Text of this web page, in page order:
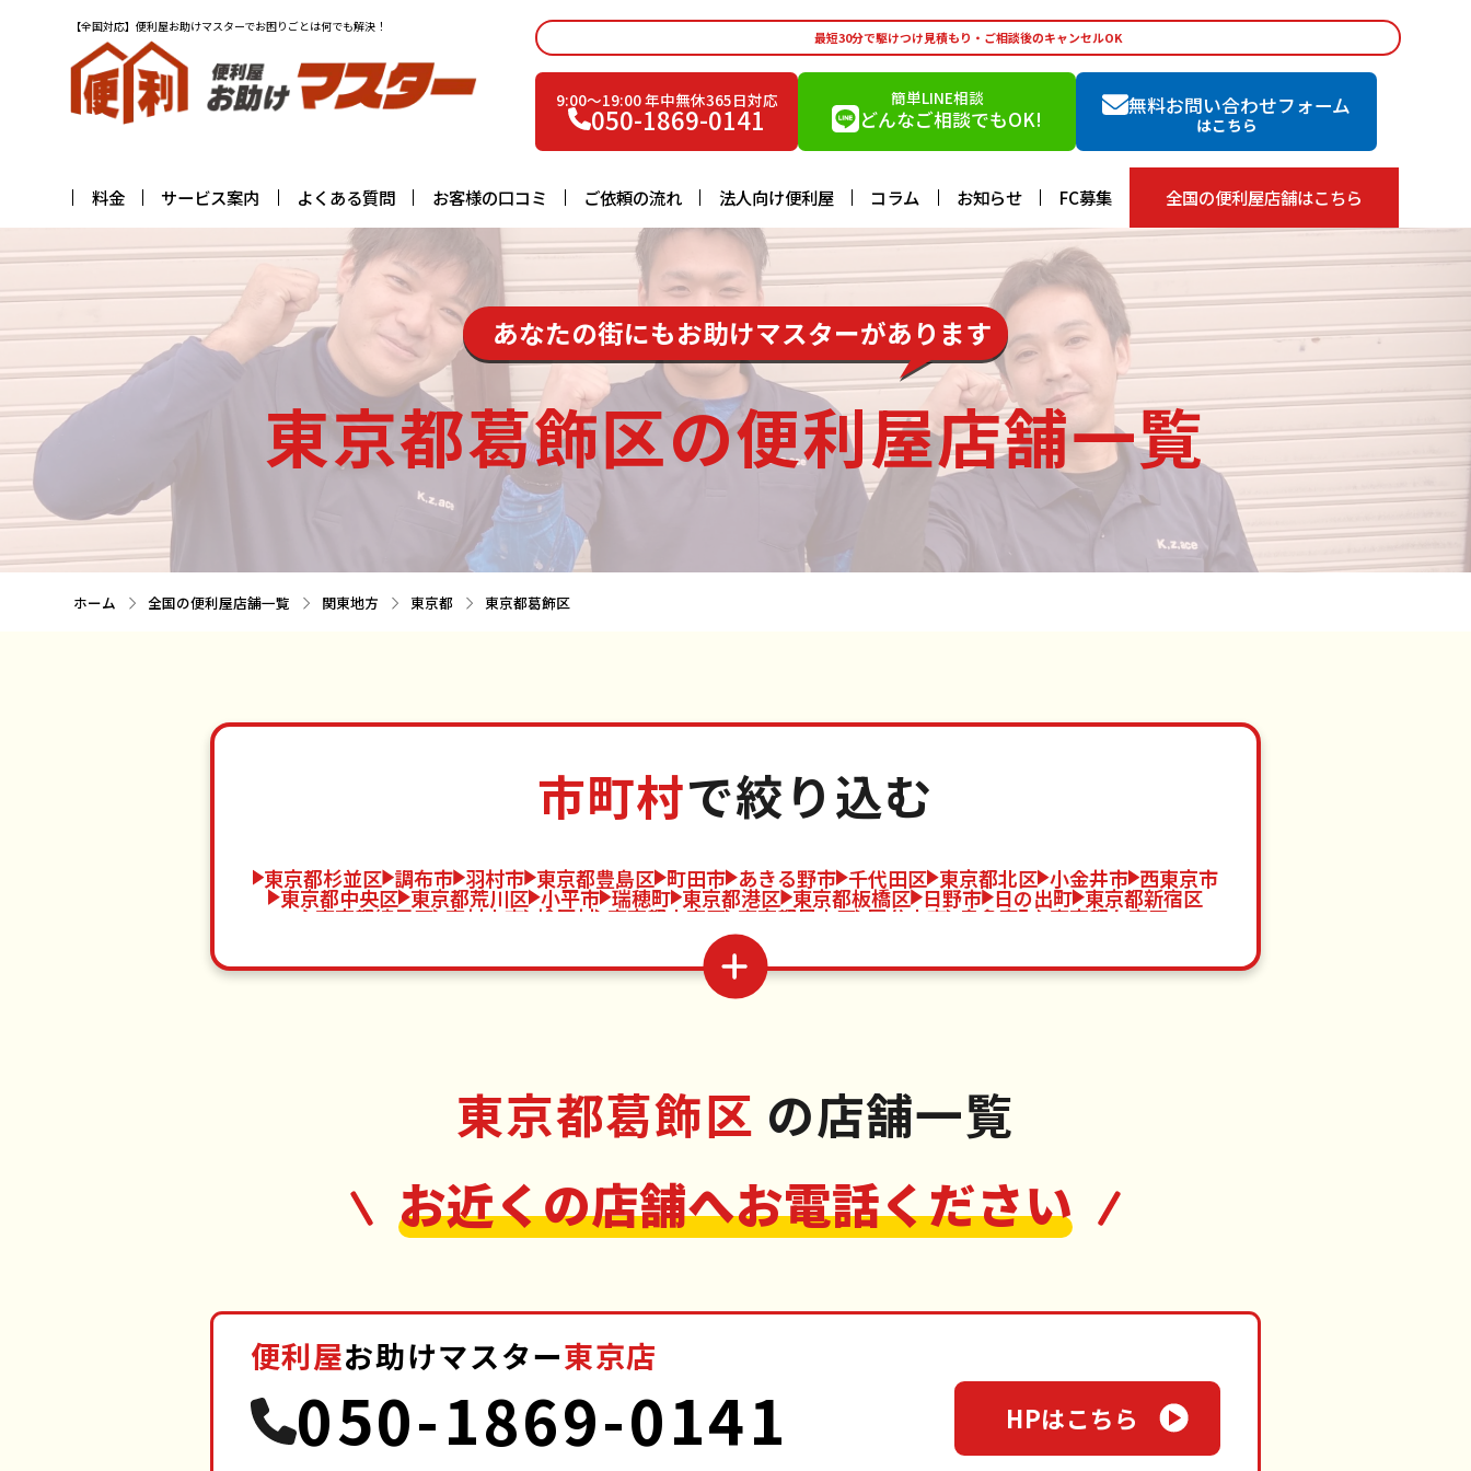
【全国対応】便利屋お助けマスターでお困りごとは何でも解決！
最短30分で駆けつけ見積もり・ご相談後のキャンセルOK
9:00〜19:00 年中無休365日対応
050-1869-0141
簡単LINE相談
どんなご相談でもOK!
無料お問い合わせフォーム
はこちら
料金 サービス案内 よくある質問 お客様の口コミ ご依頼の流れ 法人向け便利屋 コラム お知らせ FC募集 全国の便利屋店舗はこちら
あなたの街にもお助けマスターがあります
東京都葛飾区の便利屋店舗一覧
ホーム 全国の便利屋店舗一覧 関東地方 東京都 東京都葛飾区
市町村で絞り込む
東京都杉並区 調布市 羽村市 東京都豊島区 町田市 あきる野市 千代田区 東京都北区 小金井市 西東京市
東京都中央区 東京都荒川区 小平市 瑞穂町 東京都港区 東京都板橋区 日野市 日の出町 東京都新宿区
東京都練馬区 東村山市 檜原村 東京都文京区 東京都足立区 国分寺市 奥多摩町 東京都台東区
東京都江戸川区
東大和市 神津島村
東京都大田区 三鷹市 東久留米市 御蔵島村 東京都世田谷区 青梅市 武蔵村山市 八丈町 東京都渋谷区
東京都中野区
東京都葛飾区 の店舗一覧
お近くの店舗へお電話ください
便利屋お助けマスター東京店
050-1869-0141 HPはこちら